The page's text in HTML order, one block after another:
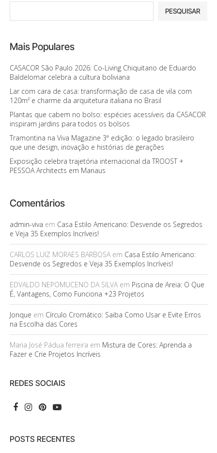
PESQUISAR
Mais Populares
CASACOR São Paulo 2026: Co-Living Chiquitano de Eduardo
Baldelomar celebra a cultura boliviana
Lar com cara de casa: transformação de casa de vila com
120m² e charme da arquitetura italiana no Brasil
Plantas que cabem no bolso: espécies acessíveis da CASACOR
inspiram jardins para todos os bolsos
Tramontina na Viva Magazine 3ª edição: o legado brasileiro
que une design, inovação e histórias de gerações
Exposição celebra trajetória internacional da TROOST +
PESSOA Architects em Manaus
Comentários
admin-viva em Casa Estilo Americano: Desvende os Segredos
e Veja 35 Exemplos Incríveis!
CARLOS LUIZ MORAES BARBOSAem Casa Estilo Americano:
Desvende os Segredos e Veja 35 Exemplos Incríveis!
EDVALDO NEPOMUCENO DA SILVAem Piscina de Areia: O Que
É, Vantagens, Como Funciona +23 Projetos
Jonque em Círculo Cromático: Saiba Como Usar e Evite Erros
na Escolha das Cores
Maria José Pádua ferreira em Mistura de Cores: Aprenda a
Fazer e Crie Projetos Incríveis
REDES SOCIAIS
POSTS RECENTES